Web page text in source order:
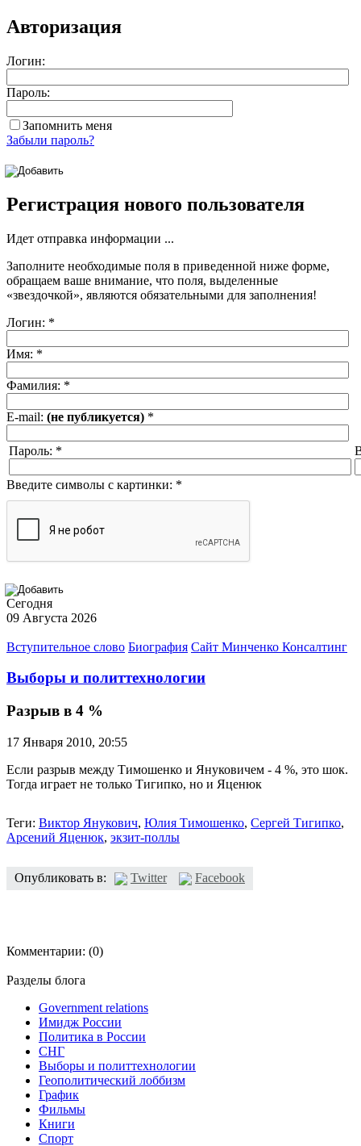
Авторизация
Логин:
Пароль:
Запомнить меня
Забыли пароль?
Регистрация нового пользователя
Идет отправка информации ...
Заполните необходимые поля в приведенной ниже форме,
обращаем ваше внимание, что поля, выделенные
«звездочкой», являются обязательными для заполнения!
Логин: *
Имя: *
Фамилия: *
E-mail: (не публикуется) *
Пароль: *
Введите символы с картинки: *
Сегодня
09 Августа 2026
Вступительное слово Биография Сайт Минченко Консалтинг
Выборы и политтехнологии
Разрыв в 4 %
17 Января 2010, 20:55
Если разрыв между Тимошенко и Януковичем - 4 %, это шок.
Тогда играет не только Тигипко, но и Яценюк
Теги: Виктор Янукович, Юлия Тимошенко, Сергей Тигипко,
Арсений Яценюк, экзит-поллы
Опубликовать в: Twitter Facebook
Комментарии: (0)
Разделы блога
Government relations
Имидж России
Политика в России
СНГ
Выборы и политтехнологии
Геополитический лоббизм
График
Фильмы
Книги
Спорт